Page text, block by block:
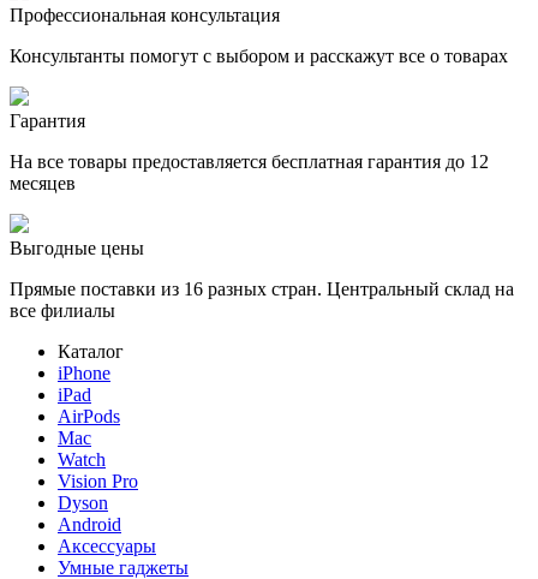
Профессиональная консультация
Консультанты помогут с выбором и расскажут все о товарах
Гарантия
На все товары предоставляется бесплатная гарантия до 12
месяцев
Выгодные цены
Прямые поставки из 16 разных стран. Центральный склад на
все филиалы
Каталог
iPhone
iPad
AirPods
Mac
Watch
Vision Pro
Dyson
Android
Аксессуары
Умные гаджеты